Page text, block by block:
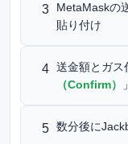
3
MetaMaskの
貼り付け
4 送金額とガス
（Confirm）
」
5 数分後に